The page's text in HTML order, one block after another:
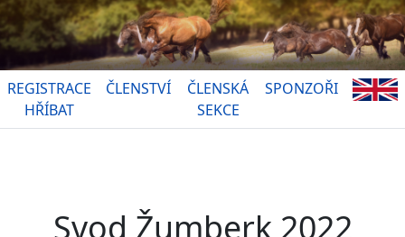
REGISTRACE
HŘÍBAT
ČLENSTVÍ
ČLENSKÁ
SEKCE
SPONZOŘI
Svod Žumberk 2022